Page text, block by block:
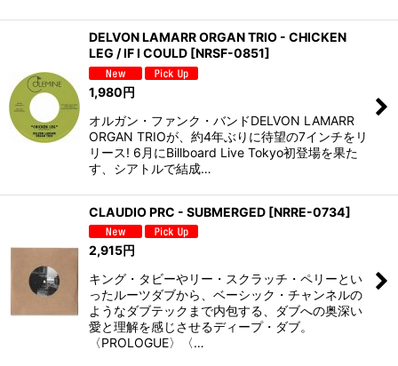
DELVON LAMARR ORGAN TRIO - CHICKEN
LEG / IF I COULD [NRSF-0851]
1,980円
オルガン・ファンク・バンドDELVON LAMARR
ORGAN TRIOが、約4年ぶりに待望の7インチをリ
リース! 6月にBillboard Live Tokyo初登場を果た
す、シアトルで結成…
CLAUDIO PRC - SUBMERGED [NRRE-0734]
2,915円
キング・タビーやリー・スクラッチ・ペリーとい
ったルーツダブから、ベーシック・チャンネルの
ようなダブテックまで内包する、ダブへの奥深い
愛と理解を感じさせるディープ・ダブ。
〈PROLOGUE〉〈…